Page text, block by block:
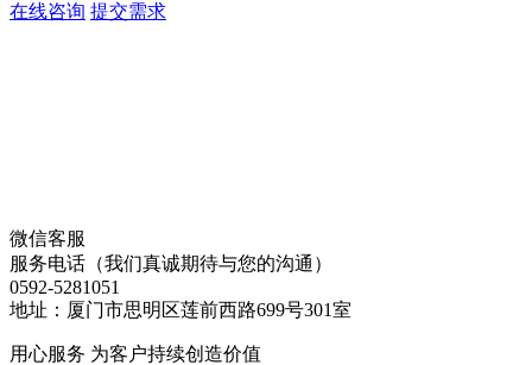
在线咨询 提交需求
微信客服
服务电话（我们真诚期待与您的沟通）
0592-5281051
地址：厦门市思明区莲前西路699号301室
用心服务 为客户持续创造价值